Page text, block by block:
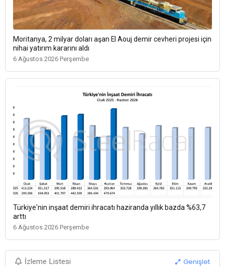
Moritanya, 2 milyar doları aşan El Aouj demir cevheri projesi için
nihai yatırım kararını aldı
6 Ağustos 2026 Perşembe
Türkiye'nin inşaat demiri ihracatı haziranda yıllık bazda %63,7
arttı
6 Ağustos 2026 Perşembe
İzleme Listesi Genişlet